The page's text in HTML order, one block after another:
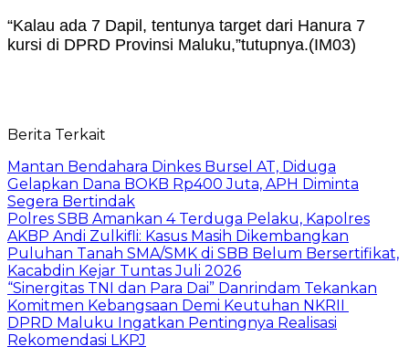
“Kalau ada 7 Dapil, tentunya target dari Hanura 7
kursi di DPRD Provinsi Maluku,”tutupnya.(IM03)
Berita Terkait
Mantan Bendahara Dinkes Bursel AT, Diduga
Gelapkan Dana BOKB Rp400 Juta, APH Diminta
Segera Bertindak
Polres SBB Amankan 4 Terduga Pelaku, Kapolres
AKBP Andi Zulkifli: Kasus Masih Dikembangkan
Puluhan Tanah SMA/SMK di SBB Belum Bersertifikat,
Kacabdin Kejar Tuntas Juli 2026
“Sinergitas TNI dan Para Dai” Danrindam Tekankan
Komitmen Kebangsaan Demi Keutuhan NKRII ‎
DPRD Maluku Ingatkan Pentingnya Realisasi
Rekomendasi LKPJ